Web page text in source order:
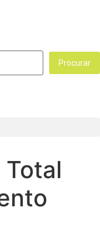
Procurar
Total